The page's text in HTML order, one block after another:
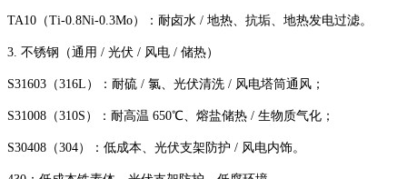
TA10（Ti‑0.8Ni‑0.3Mo）：耐卤水 / 地热、抗垢、地热发电过滤。
3. 不锈钢（通用 / 光伏 / 风电 / 储热）
S31603（316L）：耐硫 / 氯、光伏清洗 / 风电塔筒通风；
S31008（310S）：耐高温 650℃、熔盐储热 / 生物质气化；
S30408（304）：低成本、光伏支架防护 / 风电内饰。